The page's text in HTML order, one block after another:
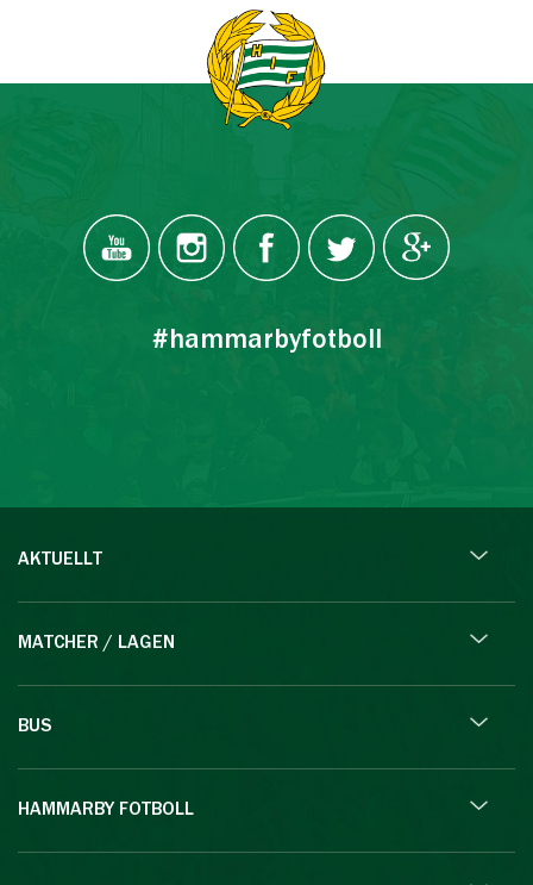
#hammarbyfotboll
AKTUELLT
MATCHER / LAGEN
BUS
HAMMARBY FOTBOLL